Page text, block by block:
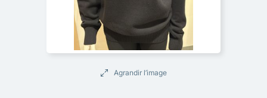
Agrandir l’image